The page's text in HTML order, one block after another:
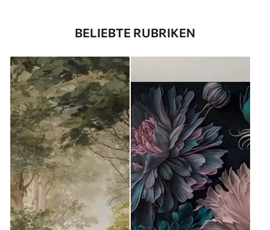
BELIEBTE RUBRIKEN